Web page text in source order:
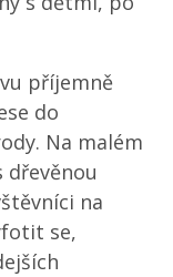
příjemně
do
Na malém
dřevěnou
na
se,